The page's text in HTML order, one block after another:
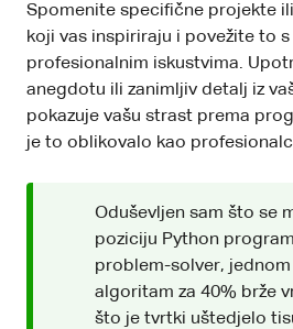
Spomenite specifične projekte
koji vas inspiriraju i povežite to
profesionalnim iskustvima.
anegdotu ili zanimljiv detalj iz
pokazuje vašu strast prema
je to oblikovalo kao
Oduševljen sam što se
poziciju Python
problem-solver,
algoritam za 40% brže
što je tvrtki uštedjelo